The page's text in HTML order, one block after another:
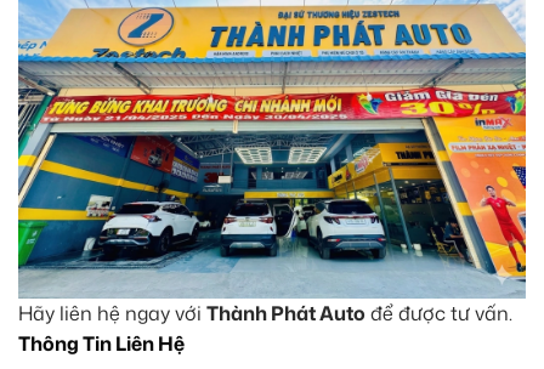
Hãy liên hệ ngay với Thành Phát Auto để được tư vấn.
Thông Tin Liên Hệ